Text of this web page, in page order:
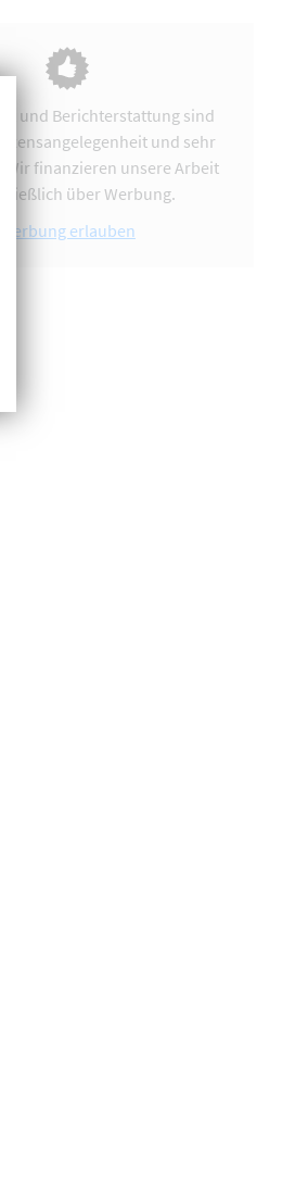
und Berichterstattung sind
und sehr
Wir finanzieren unsere Arbeit
über Werbung.
Werbung erlauben